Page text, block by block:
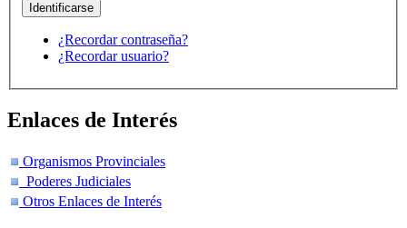
¿Recordar contraseña?
¿Recordar usuario?
Enlaces de Interés
Organismos Provinciales
Poderes Judiciales
Otros Enlaces de Interés